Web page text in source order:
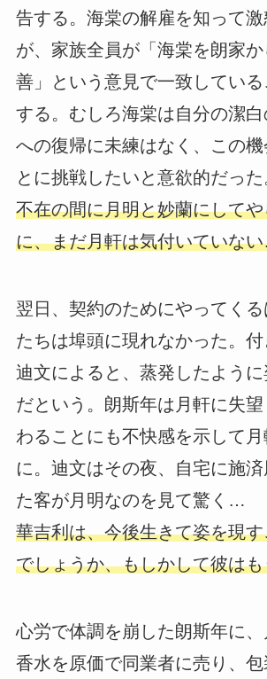
告する。海棠の解雇を知って
が、家族全員が「海棠を朗家
善」という意見で一致している
する。むしろ海棠は自分の潔
への復帰に未練はなく、この機
とに挑戦したいと意欲的だった
不在の間に月明と妙蘭にして
に、まだ月軒は気付いていな
翌日、契約のためにやってくる
たちは埠頭に現れなかった。
迪文によると、蒸発したよう
だという。朗斯年は月軒に失
わることにも不快感を示して
に。迪文はその夜、自宅に施
た客が月明なのを見て驚く…
華吉利は、今後生きて姿を現
でしょうか、もしかして彼は
心労で体調を崩した朗斯年に
香水を原価で同業者に売り、包